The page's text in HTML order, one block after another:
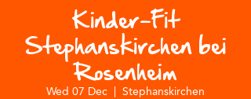
Kinder-Fit
Stephanskirchen bei
Rosenheim
Wed 07 Dec Stephanskirchen